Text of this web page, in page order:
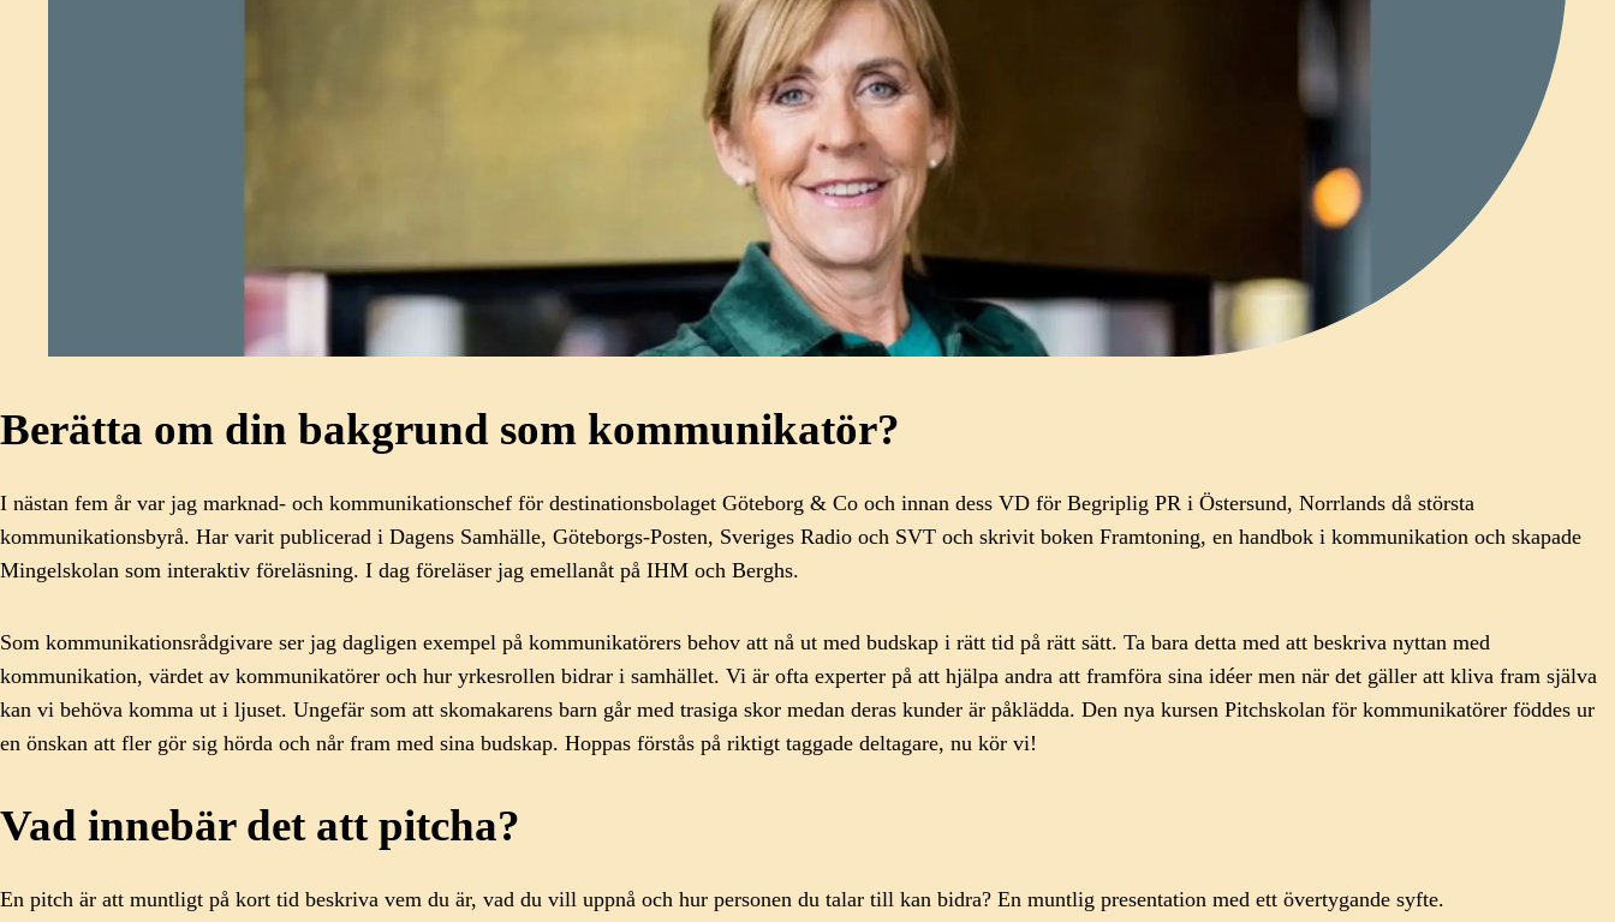
Berätta om din bakgrund som kommunikatör?
I nästan fem år var jag marknad- och kommunikationschef för destinationsbolaget Göteborg & Co och innan dess VD för Begriplig PR i Östersund, Norrlands då största
kommunikationsbyrå. Har varit publicerad i Dagens Samhälle, Göteborgs-Posten, Sveriges Radio och SVT och skrivit boken Framtoning, en handbok i kommunikation och skapade
Mingelskolan som interaktiv föreläsning. I dag föreläser jag emellanåt på IHM och Berghs.
Som kommunikationsrådgivare ser jag dagligen exempel på kommunikatörers behov att nå ut med budskap i rätt tid på rätt sätt. Ta bara detta med att beskriva nyttan med
kommunikation, värdet av kommunikatörer och hur yrkesrollen bidrar i samhället. Vi är ofta experter på att hjälpa andra att framföra sina idéer men när det gäller att kliva fram själva
kan vi behöva komma ut i ljuset. Ungefär som att skomakarens barn går med trasiga skor medan deras kunder är påklädda. Den nya kursen Pitchskolan för kommunikatörer föddes ur
en önskan att fler gör sig hörda och når fram med sina budskap. Hoppas förstås på riktigt taggade deltagare, nu kör vi!
Vad innebär det att pitcha?
En pitch är att muntligt på kort tid beskriva vem du är, vad du vill uppnå och hur personen du talar till kan bidra? En muntlig presentation med ett övertygande syfte.